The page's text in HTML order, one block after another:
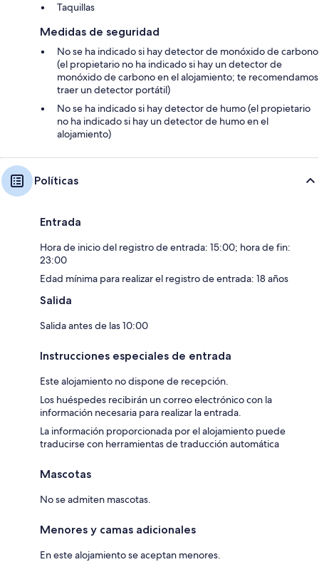
Taquillas
Medidas de seguridad
No se ha indicado si hay detector de monóxido de carbono
(el propietario no ha indicado si hay un detector de
monóxido de carbono en el alojamiento; te recomendamos
traer un detector portátil)
No se ha indicado si hay detector de humo (el propietario
no ha indicado si hay un detector de humo en el
alojamiento)
Políticas
Entrada
Hora de inicio del registro de entrada: 15:00; hora de fin:
23:00
Edad mínima para realizar el registro de entrada: 18 años
Salida
Salida antes de las 10:00
Instrucciones especiales de entrada
Este alojamiento no dispone de recepción.
Los huéspedes recibirán un correo electrónico con la
información necesaria para realizar la entrada.
La información proporcionada por el alojamiento puede
traducirse con herramientas de traducción automática
Mascotas
No se admiten mascotas.
Menores y camas adicionales
En este alojamiento se aceptan menores.